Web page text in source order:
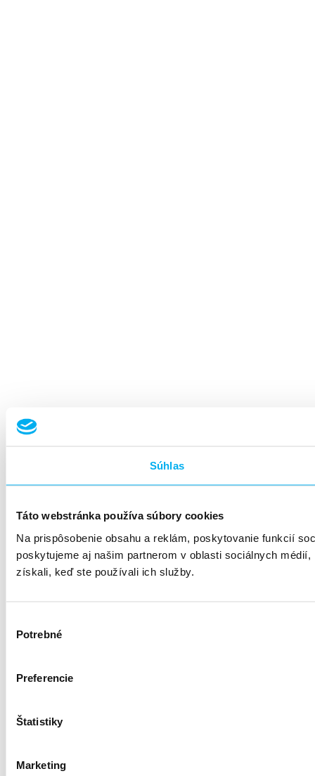
Súhlas
Táto webstránka používa súbory cookies
Na prispôsobenie obsahu a reklám, poskytovanie funkcií
poskytujeme aj našim partnerom v oblasti sociálnych
získali, keď ste používali ich služby.
súhlasu
Potrebné
Preferencie
Štatistiky
Marketing